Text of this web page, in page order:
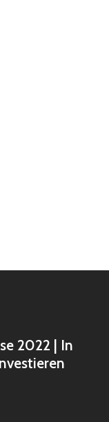
2022 | In